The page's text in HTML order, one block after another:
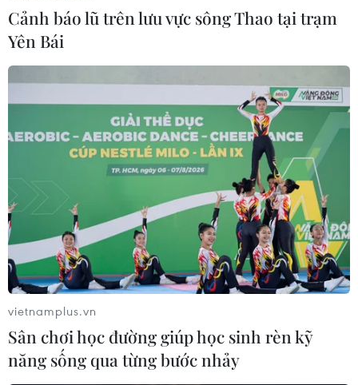
Quảng Ninh: Khai mạc lễ hội ẩm thực đặc
sản gà Tiên Yên
13/10/2018 13:28
Gà Tiên Yên là sản phẩm OCOP Quảng Ninh (chương
trình mỗi xã, phường một sản phẩm), đặc sản nông
Cảnh báo lũ trên lưu vực sông Thao tại trạm
Yên Bái
vietnamplus.vn
Sân chơi học đường giúp học sinh rèn kỹ
năng sống qua từng bước nhảy